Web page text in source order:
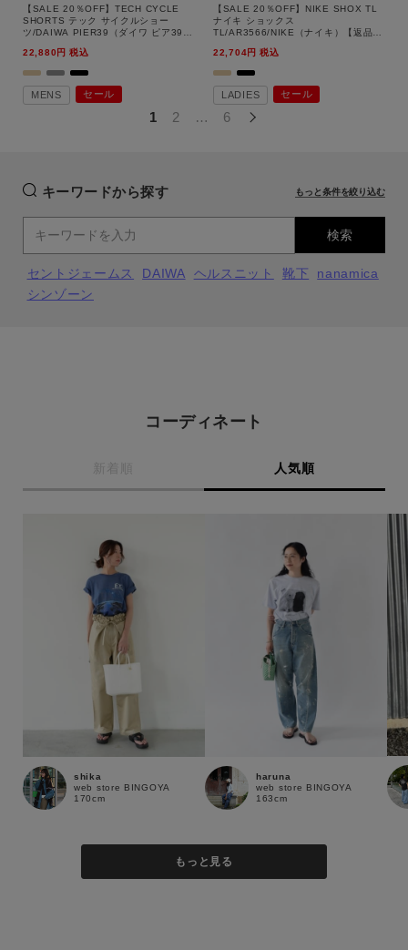
この条件で絞り込む
【SALE 20％OFF】TECH CYCLE
SHORTS テック サイクルショー
ツ/DAIWA PIER39（ダイワ ピア39）
22,880
税込
MENS セール
【SALE 20％OFF】NIKE SHOX TL
ナイキ ショックス
TL/AR3566/NIKE（ナイキ）【返品交
22,704
税込
LADIES セール
1 2 … 6
キーワードから探す もっと条件を絞り込む
検索
セントジェームス DAIWA ヘルスニット 靴下
nanamica
シンゾーン
コーディネート
新着順 人気順
shika
web store BINGOYA
170cm
haruna
web store BINGOYA
163cm
もっと見る